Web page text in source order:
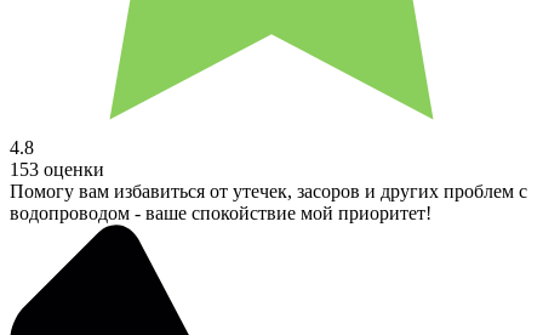
4.8
153 оценки
Помогу вам избавиться от утечек, засоров и других проблем с
водопроводом - ваше спокойствие мой приоритет!